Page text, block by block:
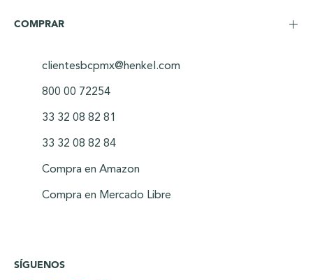
COMPRAR
clientesbcpmx@henkel.com
800 00 72254
33 32 08 82 81
33 32 08 82 84
Compra en Amazon
Compra en Mercado Libre
SÍGUENOS